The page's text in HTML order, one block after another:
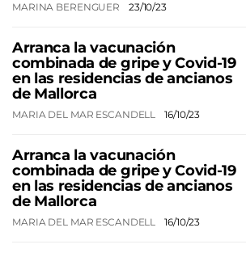
MARINA BERENGUER 23/10/23
Arranca la vacunación
combinada de gripe y Covid-19
en las residencias de ancianos
de Mallorca
MARIA DEL MAR ESCANDELL 16/10/23
Arranca la vacunación
combinada de gripe y Covid-19
en las residencias de ancianos
de Mallorca
MARIA DEL MAR ESCANDELL 16/10/23